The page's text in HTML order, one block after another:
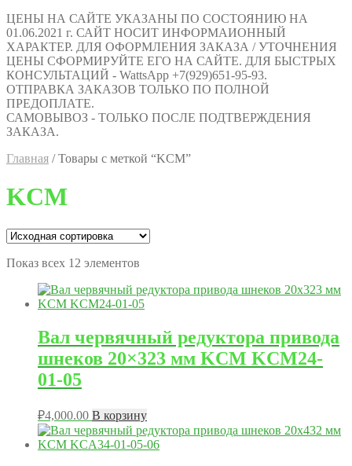
ЦЕНЫ НА САЙТЕ УКАЗАНЫ ПО СОСТОЯНИЮ НА
01.06.2021 г. САЙТ НОСИТ ИНФОРМАИОННЫЙ
ХАРАКТЕР. ДЛЯ ОФОРМЛЕНИЯ ЗАКАЗА / УТОЧНЕНИЯ
ЦЕНЫ СФОРМИРУЙТЕ ЕГО НА САЙТЕ. ДЛЯ БЫСТРЫХ
КОНСУЛЬТАЦИЙ - WattsApp +7(929)651-95-93.
ОТПРАВКА ЗАКАЗОВ ТОЛЬКО ПО ПОЛНОЙ
ПРЕДОПЛАТЕ.
САМОВЫВОЗ - ТОЛЬКО ПОСЛЕ ПОДТВЕРЖДЕНИЯ
ЗАКАЗА.
Главная /Товары с меткой “KCM”
KCM
Показ всех 12 элементов
Вал червячный редуктора привода
шнеков 20×323 мм KCM KCM24-
01-05
₽4,000.00 В корзину